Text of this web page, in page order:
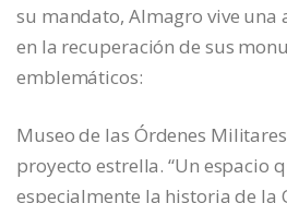
su mandato, Almagro vive una
en la recuperación de sus
emblemáticos:
Museo de las Órdenes
proyecto estrella. “Un espacio
especialmente la historia de la